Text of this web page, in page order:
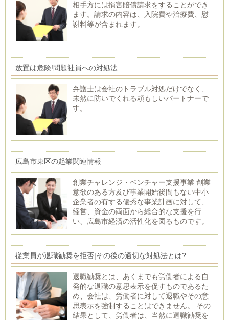
相手方には損害賠償請求をすることができ
ます。請求の内容は、入院費や治療費、慰
謝料等が含まれます。
放置は危険!問題社員への対処法
弁護士は会社のトラブル対処だけでなく、
未然に防いでくれる頼もしいパートナーで
す。
広島市東区の起業関連情報
創業チャレンジ・ベンチャー支援事業 創業
意欲のある方及び事業開始後間もない中小
企業者の有する優秀な事業計画に対して、
経営、資金の両面から総合的な支援を行
い、広島市経済の活性化を図るものです。
従業員が退職勧奨を拒否|その後の適切な対処法とは?
退職勧奨とは、あくまでも労働者による自
発的な退職の意思表示を促すものであるた
め、会社は、労働者に対して退職やその意
思表示を強制することはできません。 その
結果として、労働者は、当然に退職勧奨を